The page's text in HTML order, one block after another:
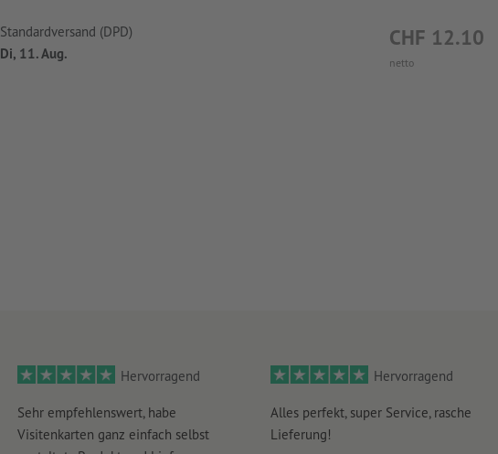
netto
CHF 12.10
Standardversand (DPD)
Di, 11. Aug.
Hervorragend
Sehr empfehlenswert, habe
Visitenkarten ganz einfach selbst
Hervorragend
Alles perfekt, super Service, rasche
Lieferung!